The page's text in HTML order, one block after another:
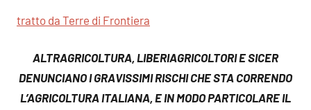
tratto da Terre di Frontiera
ALTRAGRICOLTURA, LIBERIAGRICOLTORI E SICER
DENUNCIANO I GRAVISSIMI RISCHI CHE STA CORRENDO
L’AGRICOLTURA ITALIANA, E IN MODO PARTICOLARE IL